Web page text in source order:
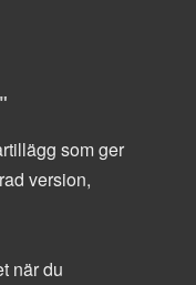
som ger
version,
när du